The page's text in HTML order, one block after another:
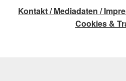
Kontakt / Mediadaten /
Cookies &